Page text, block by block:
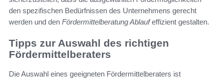
den spezifischen Bedürfnissen des Unternehmens gerecht
werden und den Fördermittelberatung Ablaufeffizient gestalten.
Tipps zur Auswahl des richtigen
Fördermittelberaters
Die Auswahl eines geeigneten Fördermittelberaters ist